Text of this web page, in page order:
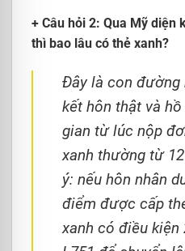
+ Câu hỏi 2: Qua Mỹ diện
thì bao lâu có thẻ xanh?
Đây là con đường
kết hôn thật và
gian từ lúc nộp
xanh thường từ
ý: nếu hôn nhân
điểm được cấp
xanh có điều kiện